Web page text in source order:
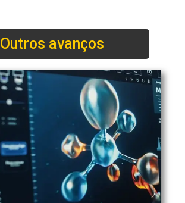
Outros avanços